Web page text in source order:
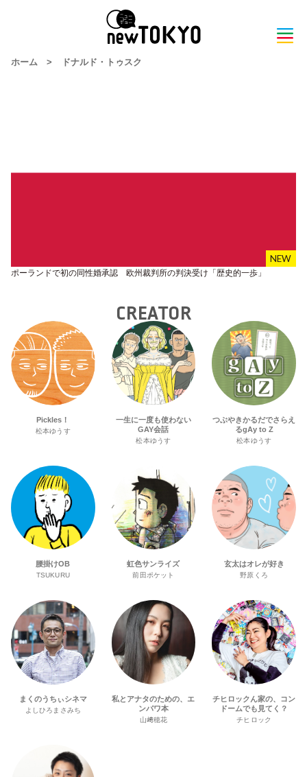
ホーム > ドナルド・トゥスク
ポーランドで初の同性婚承認 欧州裁判所の判決受け「歴史的一歩」
CREATOR
Pickles！
松本ゆうす
一生に一度も使わない
GAY会話
松本ゆうす
つぶやきかるだでさらえ
るgAy to Z
松本ゆうす
腰掛けOB
TSUKURU
虹色サンライズ
前田ポケット
玄太はオレが好き
野原くろ
まくのうちぃシネマ
よしひろまさみち
私とアナタのための、エ
ンパワ本
山﨑穂花
チヒロックん家の、コン
ドームでも見てく？
チヒロック